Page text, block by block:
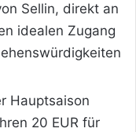
Sellin, direkt an
idealen Zugang
Hauptsaison
20 EUR für